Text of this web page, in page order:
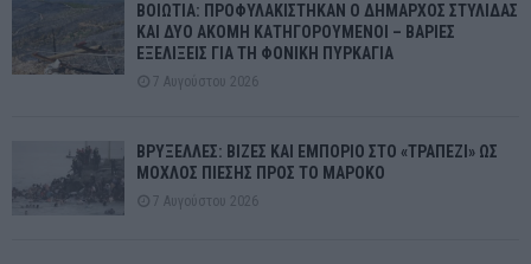
ΒΟΙΩΤΙΑ: ΠΡΟΦΥΛΑΚΙΣΤΗΚΑΝ Ο ΔΗΜΑΡΧΟΣ ΣΤΥΛΙΔΑΣ
ΚΑΙ ΔΥΟ ΑΚΟΜΗ ΚΑΤΗΓΟΡΟΥΜΕΝΟΙ – ΒΑΡΙΕΣ
ΕΞΕΛΙΞΕΙΣ ΓΙΑ ΤΗ ΦΟΝΙΚΗ ΠΥΡΚΑΓΙΑ
7 Αυγούστου 2026
ΒΡΥΞΕΛΛΕΣ: ΒΙΖΕΣ ΚΑΙ ΕΜΠΟΡΙΟ ΣΤΟ «ΤΡΑΠΕΖΙ» ΩΣ
ΜΟΧΛΟΣ ΠΙΕΣΗΣ ΠΡΟΣ ΤΟ ΜΑΡΟΚΟ
7 Αυγούστου 2026